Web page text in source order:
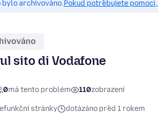
bylo archivováno.Pokud potřebujete
sito di Vodafone
0má tento problém 110zobrazení
stránky dotázáno před 1 rokem